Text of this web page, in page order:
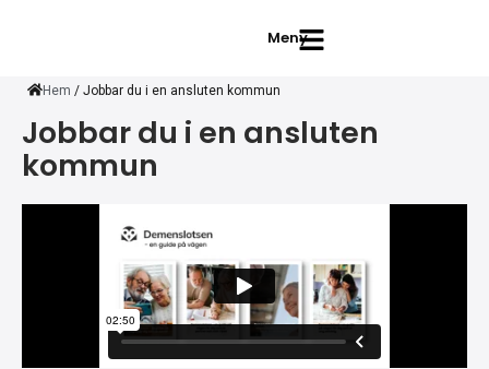
Meny
Hem / Jobbar du i en ansluten kommun
Jobbar du i en ansluten
kommun